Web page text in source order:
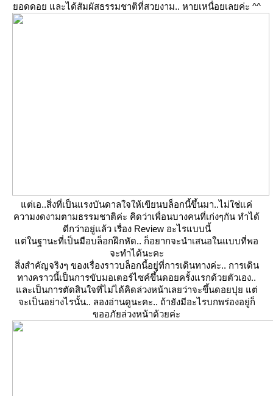
อดดอย และได้สัมผัสธรรมชาติที่สวยงาม.. หายเหนื่อยเลยค่ะ ^^
ต่เอ..สิ่งที่เป็นแรงบันดาลใจให้เขียนบล็อกนี้ขึ้นมา..ไม่ใช่แค่
ความงดงามตามธรรมชาติค่ะ คิดว่าเพื่อนบางคนที่เก่งๆกัน ทำได้
ดีกว่าอยู่แล้ว เรื่อง Review อะไรแบบนี้
ต่ในฐานะที่เป็นมือบล็อกฝึกหัด.. ก็อยากจะนำเสนอในแบบที่พอ
จะทำได้นะคะ
สิ่งสำคัญจริงๆ ของเรื่องราวบล็อกนี้อยู่ที่การเดินทางค่ะ.. การเดิน
ทางคราวนี้เป็นการขับมอเตอร์ไซค์ขึ้นดอยครั้งแรกด้วยตัวเอง..
ละเป็นการตัดสินใจที่ไม่ได้คิดล่วงหน้าเลยว่าจะขึ้นดอยปุย แต่
จะเป็นอย่างไรนั้น.. ลองอ่านดูนะคะ.. ถ้ายังมีอะไรบกพร่องอยู่ก็
ขออภัยล่วงหน้าด้วยค่ะ